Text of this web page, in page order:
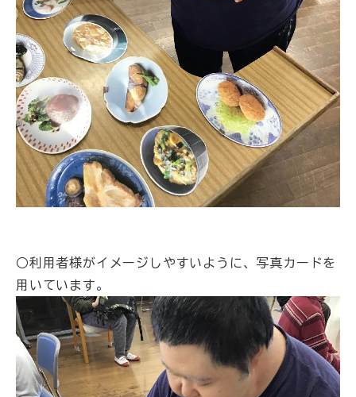
○利用者様がイメージしやすいように、写真カードを
用いています。